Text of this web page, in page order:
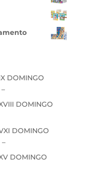
DOMINGO
DOMINGO
DOMINGO
DOMINGO